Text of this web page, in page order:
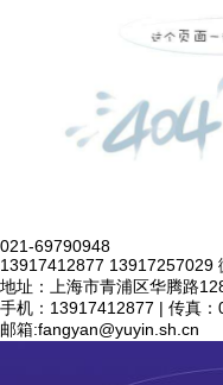
021-69790948
13917412877 13917257029
地址：上海市青浦区华腾路
手机：13917412877 | 传真
邮箱:fangyan@yuyin.sh.cn